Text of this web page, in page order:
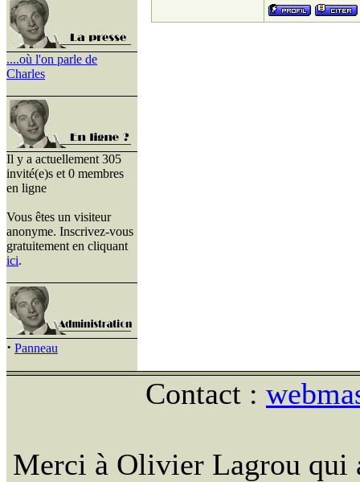
....où l'on parle de
Charles
Il y a actuellement 305
invité(e)s et 0 membres
en ligne
Vous êtes un visiteur
anonyme. Inscrivez-vous
gratuitement en cliquant
ici.
· Panneau
Contact :
Merci à Olivier Lagrou qui